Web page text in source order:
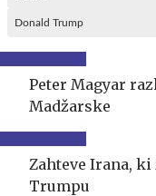
Donald Trump
Peter Magyar
Madžarske
Zahteve Irana, ki
Trumpu